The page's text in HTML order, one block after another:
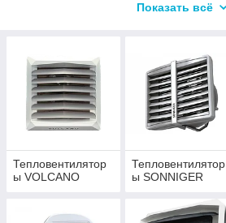
AEROCK
Показать всё
Тепловентилятор
ы VOLCANO
Тепловентилятор
ы SONNIGER